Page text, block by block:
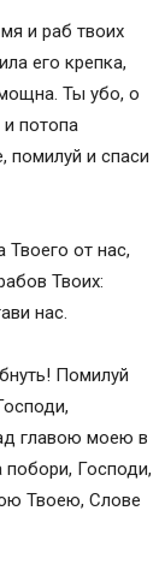
и раб твоих
его крепка,
Ты убо, о
потопа
помилуй и спаси
Твоего от нас,
Твоих:
нас.
Помилуй
главою моею в
Господи,
Твоею, Слове